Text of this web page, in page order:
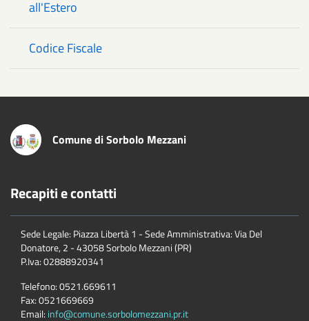
all'Estero
Codice Fiscale
Comune di Sorbolo Mezzani
Recapiti e contatti
Sede Legale: Piazza Libertà 1 - Sede Amministrativa: Via Del
Donatore, 2 - 43058 Sorbolo Mezzani (PR)
P.Iva:02888920341
Telefono:0521.669611
Fax:0521669669
Email: info@comune.sorbolomezzani.pr.it